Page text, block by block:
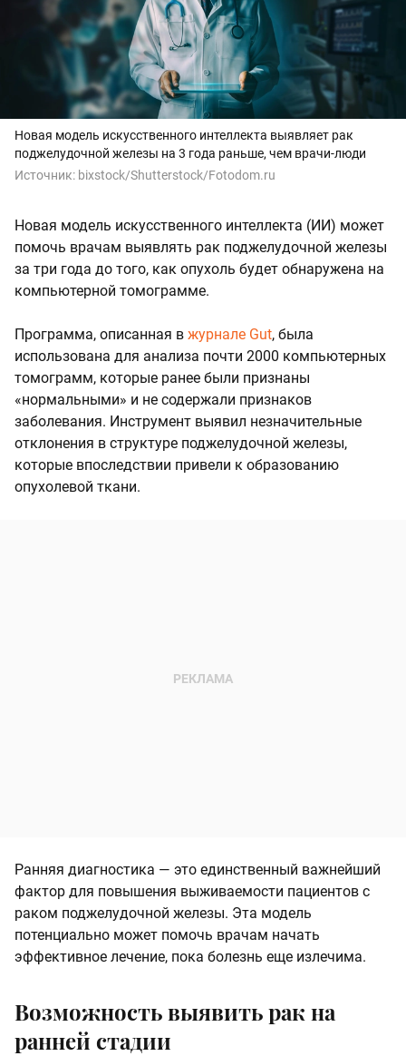
Новая модель искусственного интеллекта выявляет рак
поджелудочной железы на 3 года раньше, чем врачи-люди
Источник: bixstock/Shutterstock/Fotodom.ru
Новая модель искусственного интеллекта (ИИ) может
помочь врачам выявлять рак поджелудочной железы
за три года до того, как опухоль будет обнаружена на
компьютерной томограмме.
Программа, описанная в журнале Gut, была
использована для анализа почти 2000 компьютерных
томограмм, которые ранее были признаны
«нормальными» и не содержали признаков
заболевания. Инструмент выявил незначительные
отклонения в структуре поджелудочной железы,
которые впоследствии привели к образованию
опухолевой ткани.
Ранняя диагностика — это единственный важнейший
фактор для повышения выживаемости пациентов с
раком поджелудочной железы. Эта модель
потенциально может помочь врачам начать
эффективное лечение, пока болезнь еще излечима.
Возможность выявить рак на
ранней стадии